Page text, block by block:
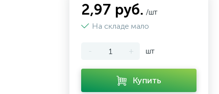
2,97 руб. /шт
На складе мало
- + шт
Купить